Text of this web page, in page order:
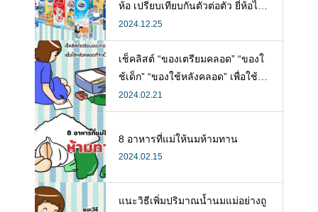
ห้อ เปรียบเทียบกันตัวต่อตัว ยี่ห้อไห
นดี พร้อมแนะวิธีการเลือกนมกล่องใ
ห้ลูก
2024.12.25
เช็คลิสต์ “ของเตรียมคลอด” “ของใ
ช้เด็ก” “ของใช้หลังคลอด” เพื่อใช้ห
ลังคลอดที่จำเป็น
2024.02.21
8 อาหารที่แม่ให้นมห้ามทาน
2024.02.15
แนะวิธีเพิ่มปริมาณน้ำนมแม่อย่างถู